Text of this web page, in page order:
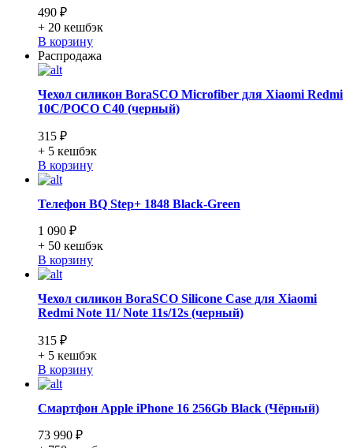
490 ₽
+ 20 кешбэк
В корзину
Распродажа
Чехол силикон BoraSCO Microfiber для Xiaomi Redmi
10C/POCO C40 (черный)
315 ₽
+ 5 кешбэк
В корзину
Телефон BQ Step+ 1848 Black-Green
1 090 ₽
+ 50 кешбэк
В корзину
Чехол силикон BoraSCO Silicone Case для Xiaomi
Redmi Note 11/ Note 11s/12s (черный)
315 ₽
+ 5 кешбэк
В корзину
Смартфон Apple iPhone 16 256Gb Black (Чёрный)
73 990 ₽